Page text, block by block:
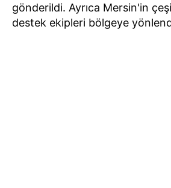
gönderildi. Ayrıca Mersin'in
destek ekipleri bölgeye